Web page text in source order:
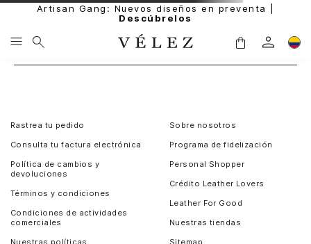
Artisan Gang: Nuevos diseños en preventa |
Descúbrelos
Rastrea tu pedido
Consulta tu factura electrónica
Política de cambios y
devoluciones
Términos y condiciones
Condiciones de actividades
comerciales
Nuestras políticas
Sobre nosotros
Programa de fidelización
Personal Shopper
Crédito Leather Lovers
Leather For Good
Nuestras tiendas
Sitemap